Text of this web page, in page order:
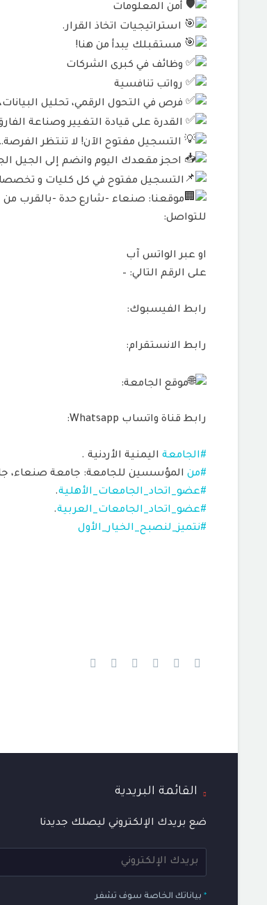
أمن المعلومات
استراتيجيات اتخاذ القرار.
مستقبلك يبدأ من هنا!
وظائف في كبرى الشركات
رواتب تنافسية
فرص في التحول الرقمي، تحليل
القدرة على قيادة التغيير وصناعة
التسجيل مفتوح الآن! لا تنتظر
احجز مقعدك اليوم وانضم إلى الجيل
التسجيل مفتوح في كل كليات و تخصصات
موقعنا: صنعاء -شارع حدة -بالقرب من
للتواصل:
او عبر الواتس آب
على الرقم التالي: –
رابط الفيسبوك:
رابط الانستقرام:
موقع الجامعة:
رابط قناة واتساب Whatsapp:
#الجامعة اليمنية الأردنية .
#من المؤسسين للجامعة: جامعة صنعاء،
#عضو_اتحاد_الجامعات_الأهلية.
#عضو_اتحاد_الجامعات_العربية.
#نتميز_لنصبح_الخيار_الأول
القائمة البريدية
ضع بريدك الإلكتروني ليصلك جديدنا
* بياناتك الخاصة سوف تشفر